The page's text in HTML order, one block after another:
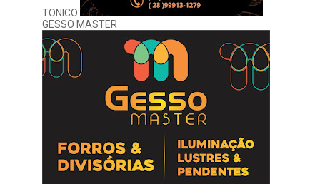
TONICO
GESSO MASTER